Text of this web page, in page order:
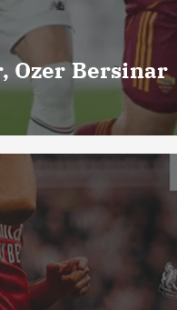
Ozer Bersinar